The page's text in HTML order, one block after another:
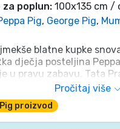
za poplun: 100x135 cm /
Pig, George Pig,
blatne kupke
dječja posteljina
u pravu zabavu. Tata
čuvati snove vašeg
je za popodnevni
se za veselo roktanje i
čarobna!
Pročitaj više
proizvod